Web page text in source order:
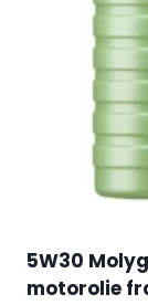
5W30
motorolie